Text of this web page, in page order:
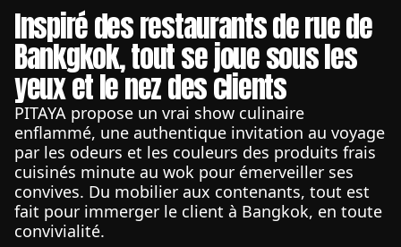
Inspiré des restaurants de rue de
Bankgkok, tout se joue sous les
yeux et le nez des clients
PITAYA propose un vrai show culinaire
enflammé, une authentique invitation au voyage
par les odeurs et les couleurs des produits frais
cuisinés minute au wok pour émerveiller ses
convives. Du mobilier aux contenants, tout est
fait pour immerger le client à Bangkok, en toute
convivialité.